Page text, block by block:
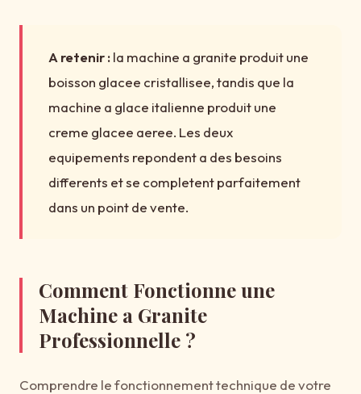
A retenir :la machine a granite produit une
boisson glacee cristallisee, tandis que la
machine a glace italienne produit une
creme glacee aeree. Les deux
equipements repondent a des besoins
differents et se completent parfaitement
dans un point de vente.
Comment Fonctionne une
Machine a Granite
Professionnelle ?
Comprendre le fonctionnement technique de votre